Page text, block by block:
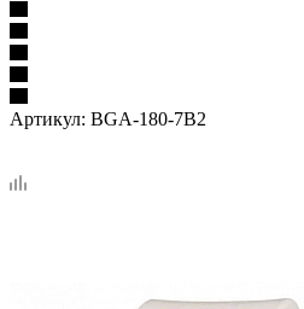
Артикул: BGA-180-7В2